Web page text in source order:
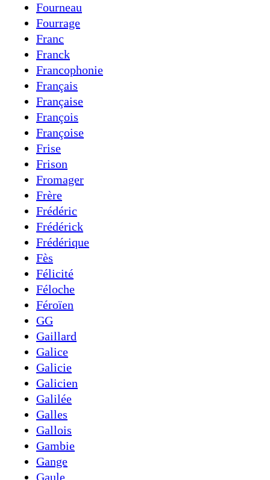
Fourneau
Fourrage
Franc
Franck
Francophonie
Français
Française
François
Françoise
Frise
Frison
Fromager
Frère
Frédéric
Frédérick
Frédérique
Fès
Félicité
Féloche
Féroïen
GG
Gaillard
Galice
Galicie
Galicien
Galilée
Galles
Gallois
Gambie
Gange
Gaule